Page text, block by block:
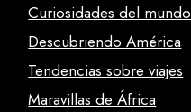
Curiosidades del mundo
Descubriendo América
Tendencias sobre viajes
Maravillas de África